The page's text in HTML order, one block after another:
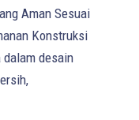
Aman Sesuai
Konstruksi
dalam desain